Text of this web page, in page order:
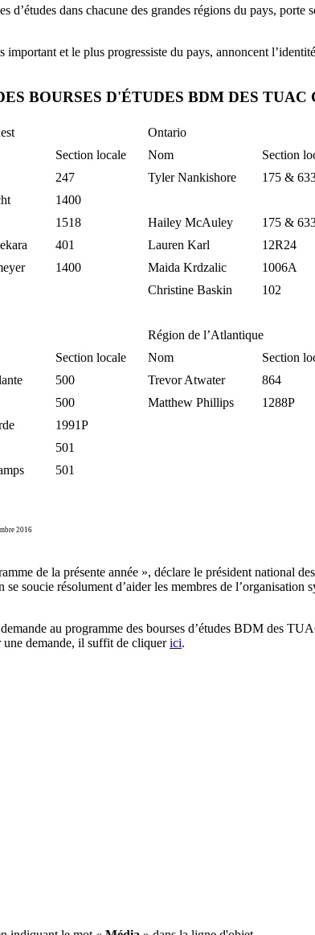
dans chacune des grandes régions du pays,
et le plus progressiste du pays, annoncent
BOURSES D'ÉTUDES BDM DES TUAC
Ontario
Section locale Nom
Section
247 Tyler Nankishore
175 &
1400
1518 Hailey McAuley
175 &
401 Lauren Karl
12R24
1400 Maida Krdzalic
1006A
Christine Baskin
102
Région de l’Atlantique
Section locale Nom
Section
500 Trevor Atwater
864
500 Matthew Phillips
1288P
1991P
501
501
2016
de la présente année », déclare le président national
soucie résolument d’aider les membres de l’organisation
au programme des bourses d’études BDM des
une demande, il suffit de cliquerici.